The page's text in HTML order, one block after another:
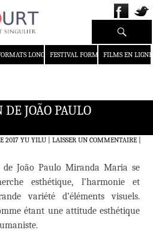
LONGS FESTIVAL FORMAT COURT
FILMS EN LIGNE
Recherche
JOÃO PAULO
2017 YU YILU LAISSER UN COMMENTAIRE|
João Paulo Miranda Maria se
esthétique, l’harmonie et
variété d’éléments visuels.
étant une attitude esthétique